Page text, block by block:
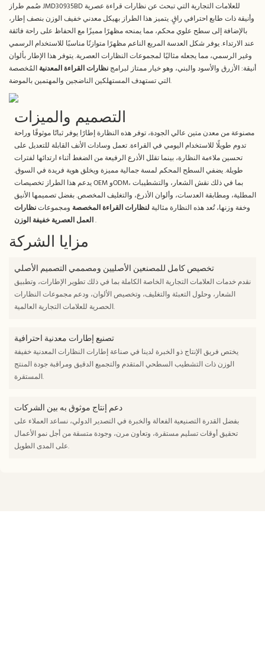
صُمم طراز JMD30935BD للعلامات التجارية التي تبحث عن نظارات قراءة عصرية
وأنيقة ذات طابع احترافي راقٍ. يتميز هذا الطراز بهيكل معدني خفيف الوزن بنصف إطار،
بالإضافة إلى سطح علوي محكم، مما يمنحه مظهرًا مميزًا مع الحفاظ على راحة فائقة
عند الارتداء. يوفر شكل العدسة المربع الناعم مظهرًا متوازنًا مناسبًا للاستخدام الرسمي
وغير الرسمي، مما يجعله مثاليًا لمجموعات النظارات العصرية. يتوفر هذا الإطار بألوان
أنيقة: الأزرق والأسود والبني، وهو خيار ممتاز لبرامج نظارات القراءة المعدنية المُخصصة
التي تستهدف المستهلكين الناضجين والمهتمين بالموضة.
التصميم والميزات
مصنوعة من معدن متين عالي الجودة، توفر هذه النظارة إطارًا يوفر ثباتًا موثوقًا وراحة
تدوم طويلًا للاستخدام اليومي في القراءة. تعمل وسادات الأنف القابلة للتعديل على
تحسين ملاءمة النظارة، بينما تقلل الأذرع الرفيعة من الضغط أثناء ارتدائها لفترات
طويلة. يضفي السطح المحكم لمسة جمالية مميزة ويخلق هوية فريدة في السوق.
يدعم هذا الطراز تخصيصات OEM وODM، بما في ذلك نقش الشعار، والتشطيبات
المطلية، ومطابقة العدسات، وألوان الأذرع، والتغليف المخصص. بفضل تصميمها الأنيق
وخفة وزنها، تُعد هذه النظارة مثالية لنظارات القراءة المخصصة ومجموعاتنظارات
العمل العصرية خفيفة الوزن.
مزايا الشركة
تخصيص كامل للمصنعين الأصليين ومصممي التصميم الأصلي
نقدم خدمات العلامات التجارية الخاصة الكاملة بما في ذلك تطوير الإطارات، وتطبيق
الشعار، وحلول التعبئة والتغليف، وتخصيص الألوان، ودعم مجموعات النظارات
الحصرية للعلامات التجارية العالمية.
تصنيع إطارات معدنية احترافية
يختص فريق الإنتاج ذو الخبرة لدينا في صناعة إطارات النظارات المعدنية خفيفة
الوزن ذات التشطيب السطحي المتقدم والتجميع الدقيق ومراقبة جودة المنتج
المستقرة.
دعم إنتاج موثوق به بين الشركات
بفضل القدرة التصنيعية الفعالة والخبرة في التصدير الدولي، نساعد العملاء على
تحقيق أوقات تسليم مستقرة، وتعاون مرن، وجودة متسقة من أجل نمو الأعمال
على المدى الطويل.